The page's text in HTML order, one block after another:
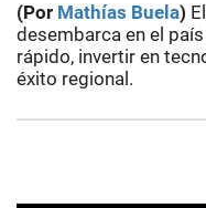
(Por Mathías Buela)
desembarca en el
rápido, invertir en
éxito regional.